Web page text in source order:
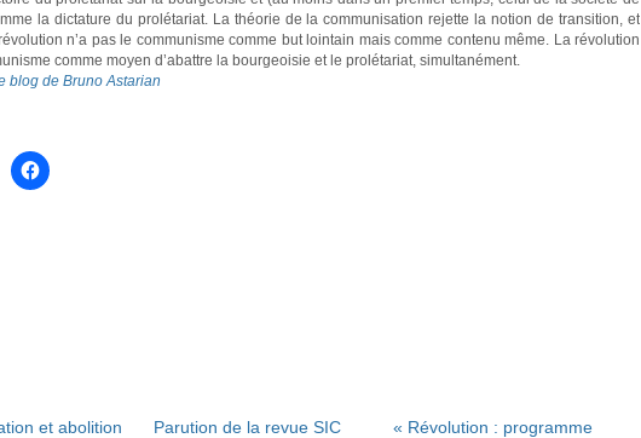
la dictature du prolétariat. La théorie de la communisation rejette la notion de transition, et
n’a pas le communisme comme but lointain mais comme contenu même. La révolution
comme moyen d’abattre la bourgeoisie et le prolétariat, simultanément.
blog de Bruno Astarian
et abolition
Parution de la revue SIC
« Révolution : programme